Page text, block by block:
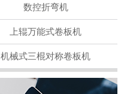
数控折弯机
上辊万能式卷板机
机械式三棍对称卷板机